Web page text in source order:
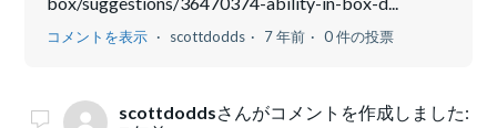
コメントを表示 scottdodds 7 年前 0 件の投票
scottdoddsさんがコメントを作成しました: